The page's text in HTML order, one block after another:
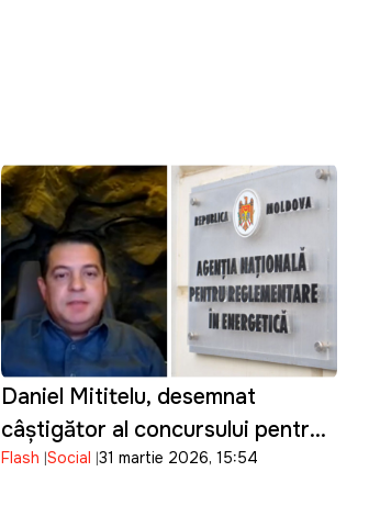
Daniel Mititelu, desemnat
câștigător al concursului pentru
funcția de director al ANRE
Flash Social 31 martie 2026, 15:54